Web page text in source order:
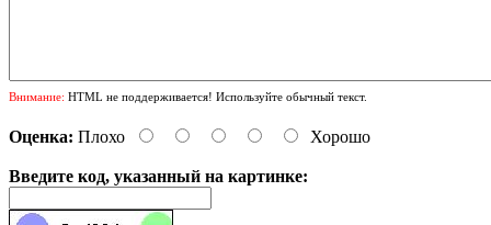
Внимание: HTML не поддерживается! Используйте обычный текст.
Оценка: Плохо Хорошо
Введите код, указанный на картинке: